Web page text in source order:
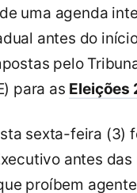
uma agenda
antes do
pelo
para as Eleições
sexta-feira (3)
antes
proíbem